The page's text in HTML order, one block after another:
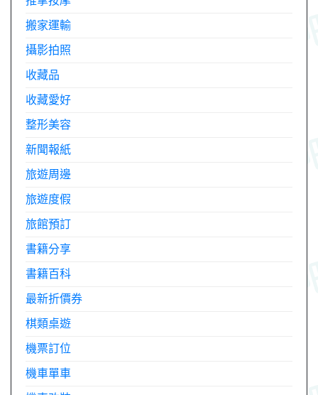
搬家運輸
攝影拍照
收藏品
收藏愛好
整形美容
新聞報紙
旅遊周邊
旅遊度假
旅館預訂
書籍分享
書籍百科
最新折價券
棋類桌遊
機票訂位
機車單車